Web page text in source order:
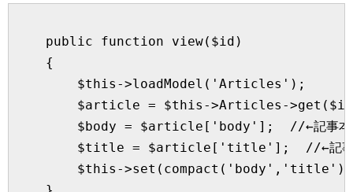
    public function view($id)
    {
        $this->loadModel('Articles');
$article = $this->Articles-
$body = $article['body'];  //←記事本文
$title = $article['title'];  //←記事
$this-